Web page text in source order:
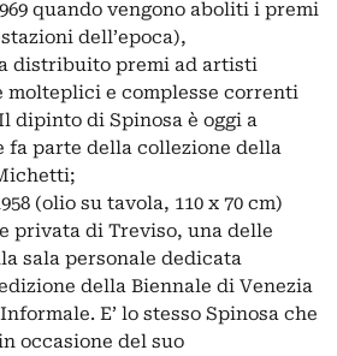
quando vengono aboliti i premi
dell’epoca),
distribuito premi ad artisti
e complesse correnti
dipinto di Spinosa è oggi a
fa parte della collezione della
(olio su tavola, 110 x 70 cm)
privata di Treviso, una delle
sala personale dedicata
della Biennale di Venezia
E’ lo stesso Spinosa che
occasione del suo